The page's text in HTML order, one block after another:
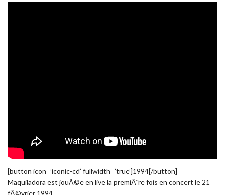
[button icon=’iconic-cd’ fullwidth=’true’]1994[/button]
Maquiladora est jouÃ©e en live la premiÃ¨re fois en concert le 21